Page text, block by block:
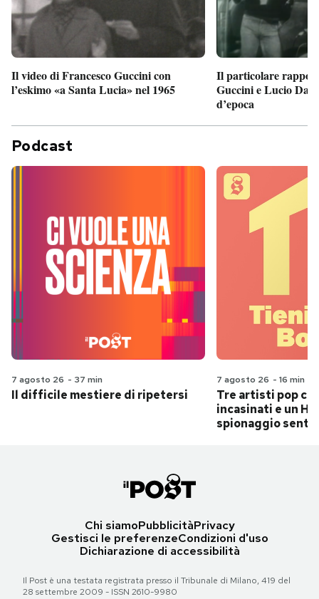
Il video di Francesco Guccini con
l’eskimo «a Santa Lucia» nel 1965
Il particolare
Guccini e Lucio
d’epoca
Podcast
7 agosto 26 - 37 min
Il difficile mestiere di ripetersi
7 agosto 26 - 16 min
Tre artisti pop
incasinati e un
spionaggio
Chi siamoPubblicitàPrivacy
Gestisci le preferenzeCondizioni d'uso
Dichiarazione di accessibilità
Il Post è una testata registrata presso il Tribunale di Milano, 419 del
28 settembre 2009 - ISSN 2610-9980